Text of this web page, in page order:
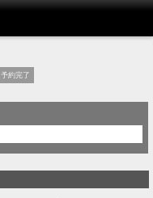
予約完了